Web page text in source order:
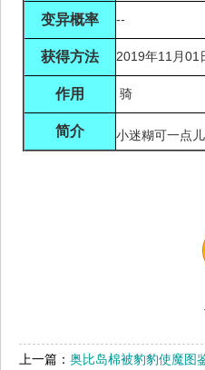
变异概率 --
获得方法 2019年11月01
作用 骑
简介 小迷糊可一点
上一篇： 奥比岛棉被豹豹使魔图